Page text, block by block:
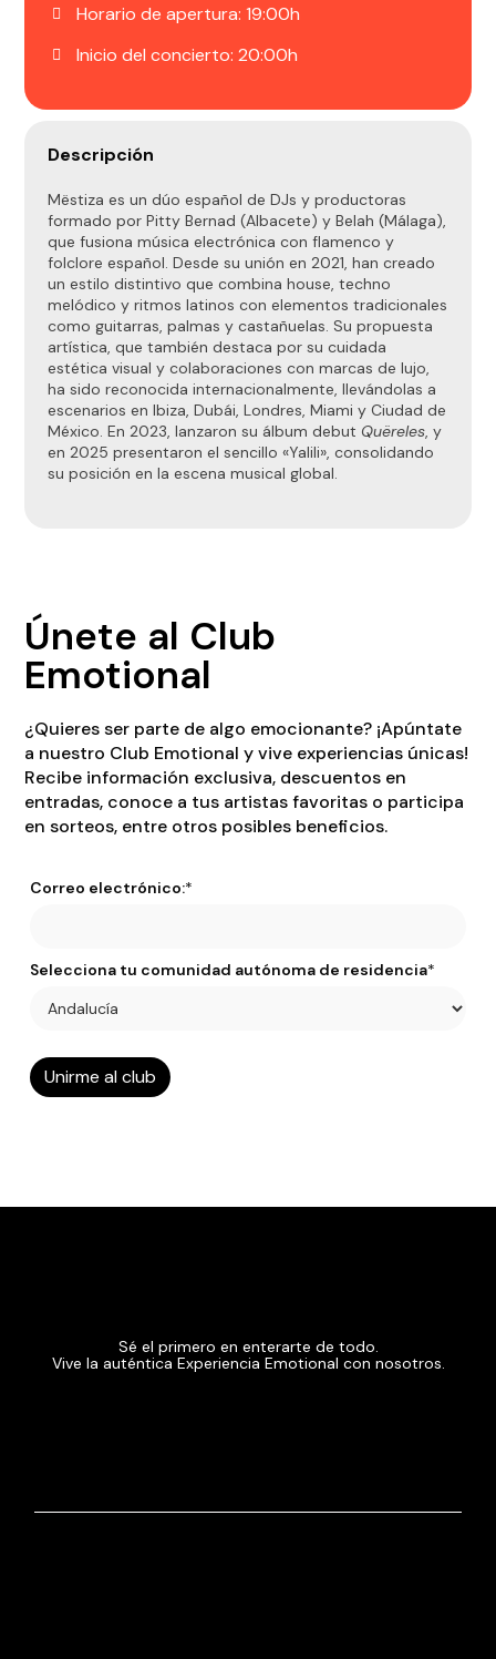
Horario de apertura: 19:00h
Inicio del concierto: 20:00h
Descripción
Mëstiza es un dúo español de DJs y productoras
formado por Pitty Bernad (Albacete) y Belah (Málaga),
que fusiona música electrónica con flamenco y
folclore español. Desde su unión en 2021, han creado
un estilo distintivo que combina house, techno
melódico y ritmos latinos con elementos tradicionales
como guitarras, palmas y castañuelas. Su propuesta
artística, que también destaca por su cuidada
estética visual y colaboraciones con marcas de lujo,
ha sido reconocida internacionalmente, llevándolas a
escenarios en Ibiza, Dubái, Londres, Miami y Ciudad de
México. En 2023, lanzaron su álbum debut Quëreles, y
en 2025 presentaron el sencillo «Yalili», consolidando
su posición en la escena musical global.
Únete al Club
Emotional
¿Quieres ser parte de algo emocionante? ¡Apúntate
a nuestro Club Emotional y vive experiencias únicas!
Recibe información exclusiva, descuentos en
entradas, conoce a tus artistas favoritas o participa
en sorteos, entre otros posibles beneficios.
Correo electrónico:*
Selecciona tu comunidad autónoma de residencia*
Sé el primero en enterarte de todo.
Vive la auténtica Experiencia Emotional con nosotros.